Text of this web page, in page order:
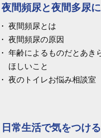
夜間頻尿と夜間多尿
夜間頻尿とは
夜間頻尿の原因
年齢によるものだとあき
ほしいこと
夜のトイレお悩み相談室
日常生活で気をつけ